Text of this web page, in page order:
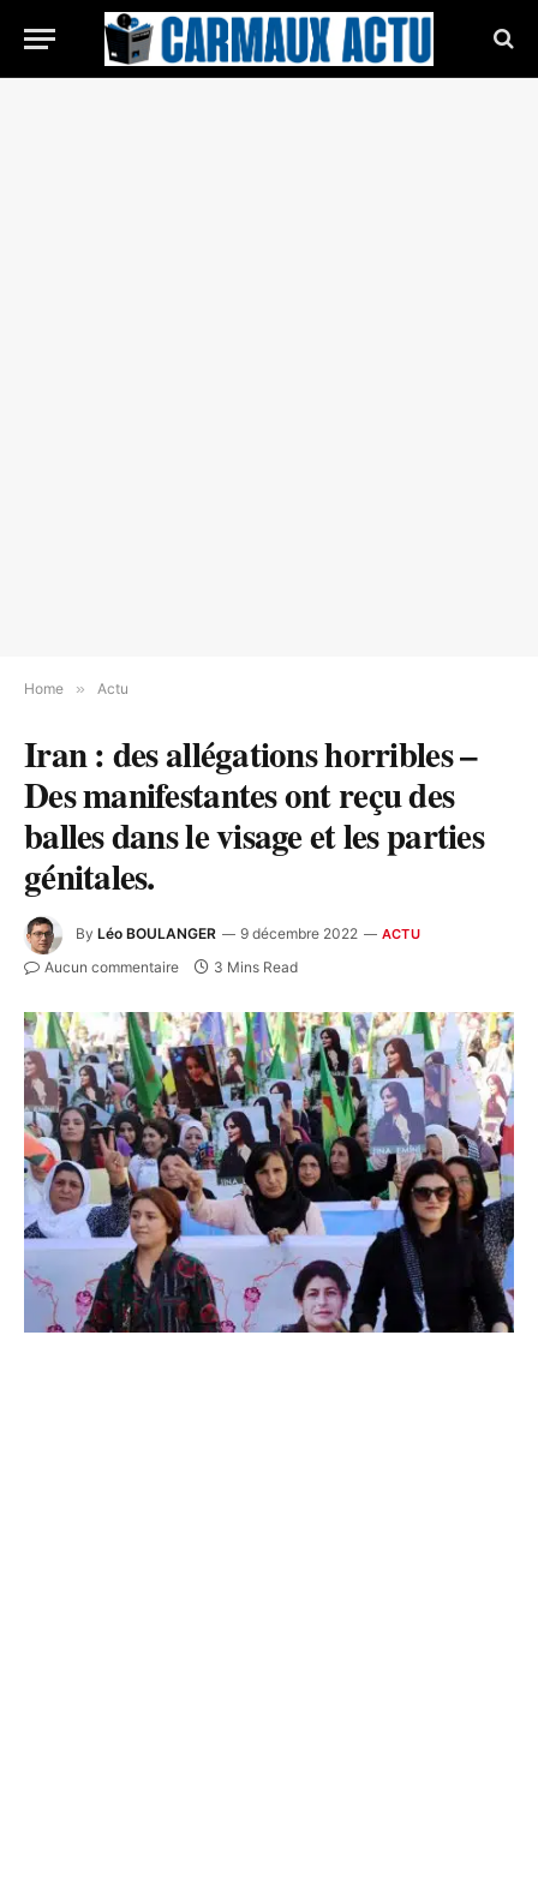
Home » Actu
Iran : des allégations horribles –
Des manifestantes ont reçu des
balles dans le visage et les parties
génitales.
By Léo BOULANGER 9 décembre 2022 ACTU
Aucun commentaire 3 Mins Read